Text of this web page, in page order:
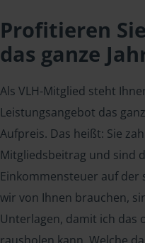
Profitieren
das ganze
Als VLH-Mitglied steht
Leistungsangebot das
Aufpreis. Das heißt: Sie
Mitgliedsbeitrag und sind
Einkommensteuer auf der
wir von Ihnen brauchen,
Unterlagen, damit ich das